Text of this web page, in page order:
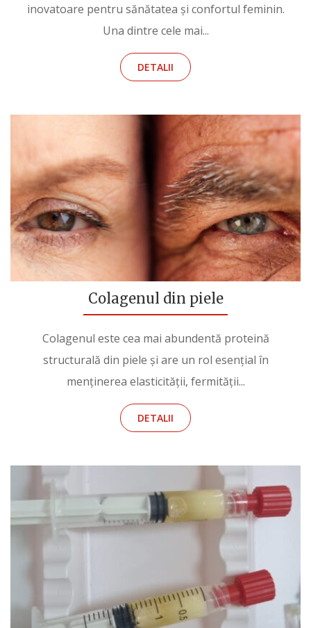
inovatoare pentru sănătatea și confortul feminin.
Una dintre cele mai...
DETALII
Colagenul din piele
Colagenul este cea mai abundentă proteină
structurală din piele și are un rol esențial în
menținerea elasticității, fermității...
DETALII